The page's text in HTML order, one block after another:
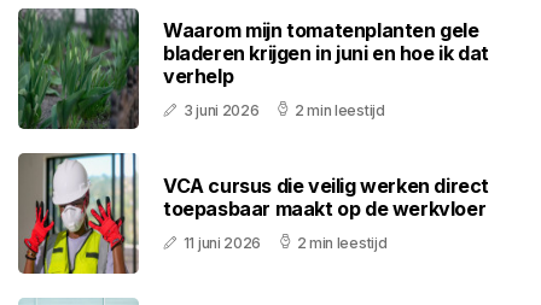
Waarom mijn tomatenplanten gele
bladeren krijgen in juni en hoe ik dat
verhelp
3 juni 2026 2 min leestijd
VCA cursus die veilig werken direct
toepasbaar maakt op de werkvloer
11 juni 2026 2 min leestijd